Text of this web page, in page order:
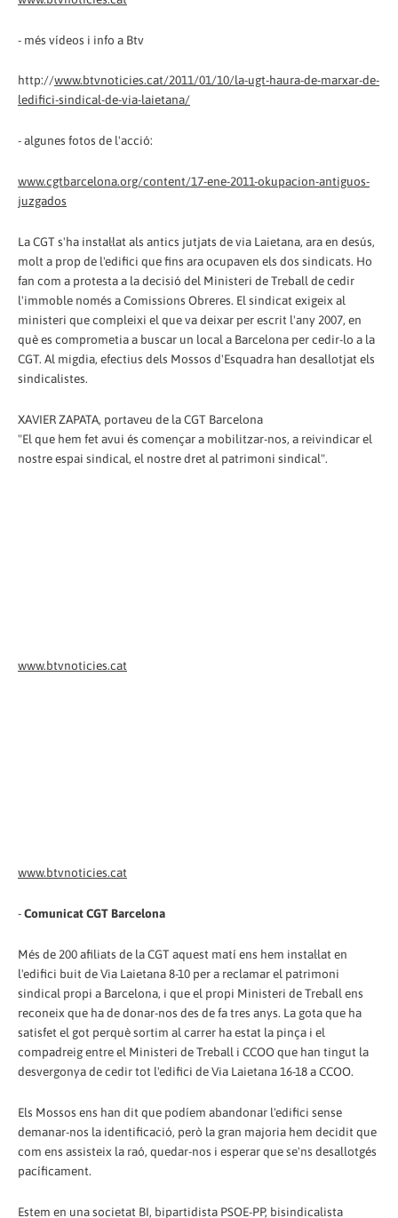
- més vídeos i info a Btv
http://www.btvnoticies.cat/2011/01/10/la-ugt-haura-de-marxar-de-
ledifici-sindical-de-via-laietana/
- algunes fotos de l'acció:
www.cgtbarcelona.org/content/17-ene-2011-okupacion-antiguos-
juzgados
La CGT s'ha instal·lat als antics jutjats de via Laietana, ara en desús,
molt a prop de l'edifici que fins ara ocupaven els dos sindicats. Ho
fan com a protesta a la decisió del Ministeri de Treball de cedir
l'immoble només a Comissions Obreres. El sindicat exigeix al
ministeri que compleixi el que va deixar per escrit l'any 2007, en
què es comprometia a buscar un local a Barcelona per cedir-lo a la
CGT. Al migdia, efectius dels Mossos d'Esquadra han desallotjat els
sindicalistes.
XAVIER ZAPATA, portaveu de la CGT Barcelona
"El que hem fet avui és començar a mobilitzar-nos, a reivindicar el
nostre espai sindical, el nostre dret al patrimoni sindical".
www.btvnoticies.cat
www.btvnoticies.cat
-Comunicat CGT Barcelona
Més de 200 afiliats de la CGT aquest matí ens hem instal·lat en
l'edifici buit de Via Laietana 8-10 per a reclamar el patrimoni
sindical propi a Barcelona, i que el propi Ministeri de Treball ens
reconeix que ha de donar-nos des de fa tres anys. La gota que ha
satisfet el got perquè sortim al carrer ha estat la pinça i el
compadreig entre el Ministeri de Treball i CCOO que han tingut la
desvergonya de cedir tot l'edifici de Via Laietana 16-18 a CCOO.
Els Mossos ens han dit que podíem abandonar l'edifici sense
demanar-nos la identificació, però la gran majoria hem decidit que
com ens assisteix la raó, quedar-nos i esperar que se'ns desallotgés
pacíficament.
Estem en una societat BI, bipartidista PSOE-PP, bisindicalista